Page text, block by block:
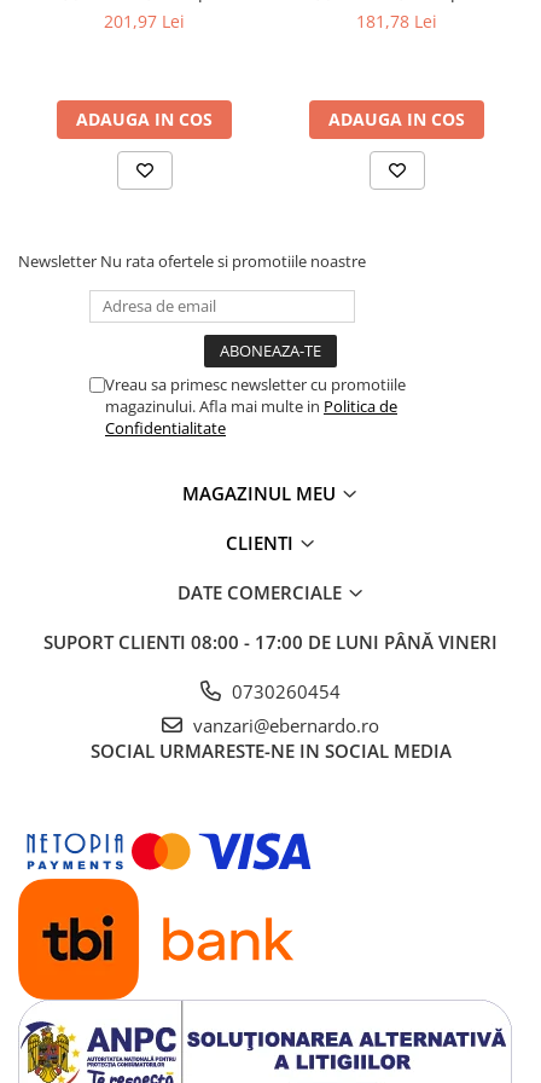
Masini pneumatice de filetat
Masini de gaurit cu talpa
magnetica
Instalatii de spalare a pieselor
Universale de strung si accesorii
pentru strunguri
Falci pentru 3 bacuri PS3/ PO3
Falci pentru 4 bacuri PS4/ PO4
Fălcile pentru 3-bacuri DK11
Fălcile pentru 4-bacuri DK12
Mandrină cu 3 fălci din fontă
Mandrină cu 3 fălci din otel
Mandrină cu 4 fălci din otel
Standuri pentru strunguri
Instrumente de prindere
Dispozitive de prindere pentru
Menghine
Mese rotative / mese inclinabile /
Etape XY
Papusa mobila / con de centrare
Instrumente de masurare
Afisaj digital
Bloc ecartament, masurare și
testare
250
201,97 Lei
ADAUGA IN COS
250
181,78 Lei
ADAUGA IN COS
Newsletter Nu rata ofertele si promotiile noastre
Vreau sa primesc newsletter cu promotiile
magazinului. Afla mai multe in Politica de
Confidentialitate
MAGAZINUL MEU
CLIENTI
DATE COMERCIALE
SUPORT CLIENTI 08:00 - 17:00 DE LUNI PÂNĂ VINERI
0730260454
vanzari@ebernardo.ro
SOCIAL URMARESTE-NE IN SOCIAL MEDIA